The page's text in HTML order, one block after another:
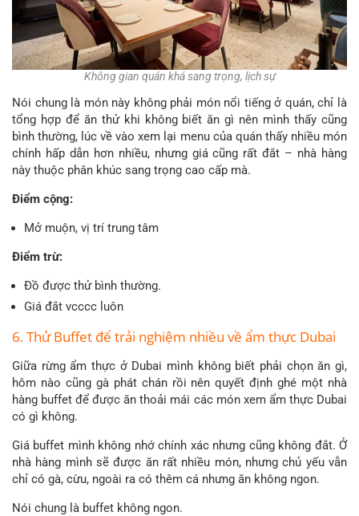
Không gian quán khá sang trọng, lịch sự
Nói chung là món này không phải món nổi tiếng ở quán, chỉ là
tổng hợp để ăn thử khi không biết ăn gì nên mình thấy cũng
bình thường, lúc về vào xem lại menu của quán thấy nhiều món
chính hấp dẫn hơn nhiều, nhưng giá cũng rất đắt – nhà hàng
này thuộc phân khúc sang trọng cao cấp mà.
Điểm cộng:
Mở muộn, vị trí trung tâm
Điểm trừ:
Đồ được thử bình thường.
Giá đắt vcccc luôn
6. Thử Buffet để trải nghiệm nhiều về ẩm thực Dubai
Giữa rừng ẩm thực ở Dubai mình không biết phải chọn ăn gì,
hôm nào cũng gà phát chán rồi nên quyết định ghé một nhà
hàng buffet để được ăn thoải mái các món xem ẩm thực Dubai
có gì không.
Giá buffet mình không nhớ chính xác nhưng cũng không đắt. Ở
nhà hàng mình sẽ được ăn rất nhiều món, nhưng chủ yếu vẫn
chỉ có gà, cừu, ngoài ra có thêm cá nhưng ăn không ngon.
Nói chung là buffet không ngon.